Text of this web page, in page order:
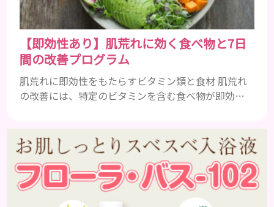
【即効性あり】肌荒れに効く食べ物と7日
間の改善プログラム
肌荒れに即効性をもたらすビタミン類と食材 肌荒れ
の改善には、特定のビタミンを含む食べ物が即効性
を高め、荒れた肌を内側から修復する栄養素です。
ビタミンA：レバー、人参、ほうれん草など レバー、
人参、ほうれん草などに含まれるビタミンAは、肌の
ターンオーバーを正常化し、肌荒れを素早く修復し
ます。特にレバーは吸収率の高いレチノールを含み、
即効性が期待でき...